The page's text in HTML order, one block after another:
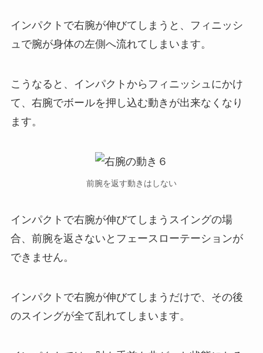
インパクトで右腕が伸びてしまうと、フィニッシ
ュで腕が身体の左側へ流れてしまいます。
こうなると、インパクトからフィニッシュにかけ
て、右腕でボールを押し込む動きが出来なくなり
ます。
前腕を返す動きはしない
インパクトで右腕が伸びてしまうスイングの場
合、 前腕を返さないとフェースローテーションが
できません。
インパクトで右腕が伸びてしまうだけで、その後
のスイングが全て乱れてしまいます。